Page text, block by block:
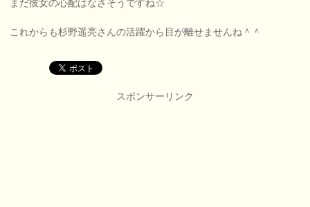
まだ彼女の心配はなさそうですね☆
これからも杉野遥亮さんの活躍から目が離せませんね＾＾
スポンサーリンク